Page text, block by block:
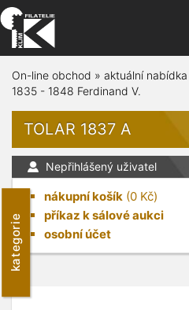
kategorie
On-line obchod » aktuální nabídka
1835 - 1848 Ferdinand V.
TOLAR 1837 A
Nepřihlášený uživatel
nákupní košík (0 Kč)
příkaz k sálové aukci
osobní účet